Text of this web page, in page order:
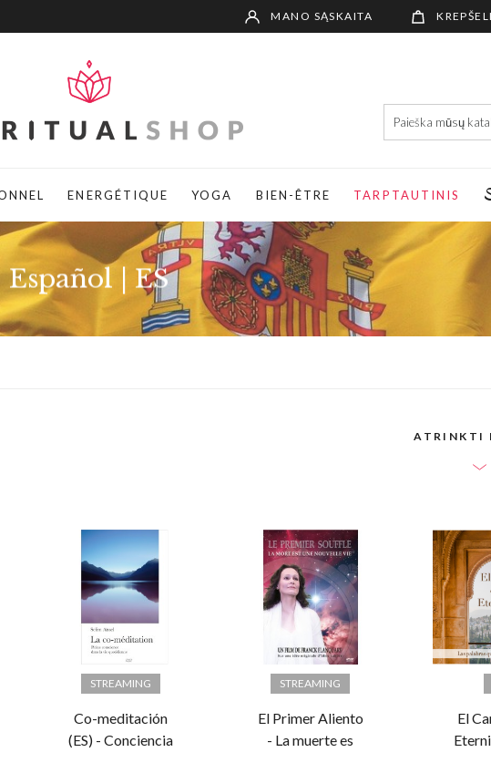
MANO SĄSKAITA
ENERGÉTIQUE YOGA BIEN-ÊTRE TARPTAUTINIS
Español | ES
ATRINKTI
STREAMING
Co-meditación
(ES) - Conciencia
STREAMING
El Primer Aliento
- La muerte es
El